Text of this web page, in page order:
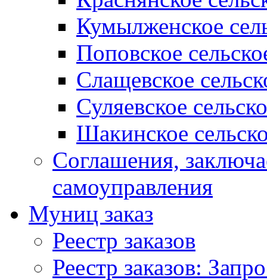
Кумылженское
Поповское
Слащевское
Суляевское
Шакинское
Соглашения,
самоуправления
Муниц заказ
Реестр заказов
Реестр заказов: